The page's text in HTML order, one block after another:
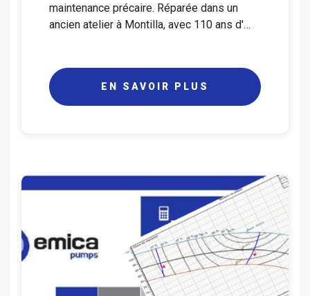
maintenance précaire. Réparée dans un
ancien atelier à Montilla, avec 110 ans d'…
EN SAVOIR PLUS